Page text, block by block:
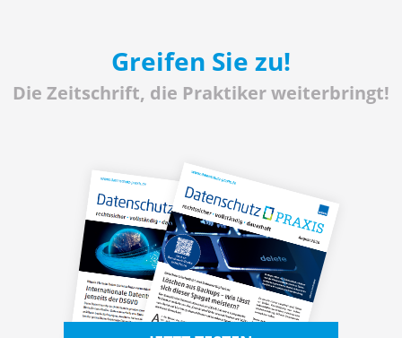
Greifen Sie zu!
Die Zeitschrift, die Praktiker weiterbringt!